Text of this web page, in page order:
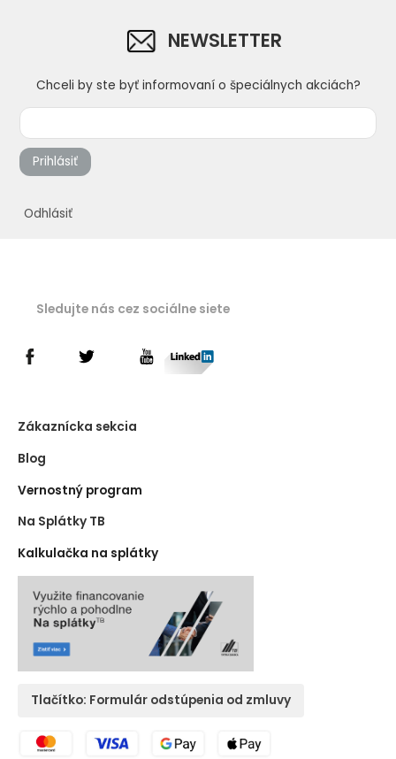
NEWSLETTER
Chceli by ste byť informovaní o špeciálnych akciách?
Prihlásiť
Odhlásiť
Sledujte nás cez sociálne siete
Zákaznícka sekcia
Blog
Vernostný program
Na Splátky TB
Kalkulačka na splátky
Tlačítko: Formulár odstúpenia od zmluvy